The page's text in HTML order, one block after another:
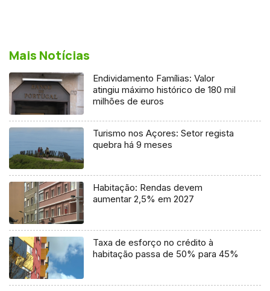
Mais Notícias
Endividamento Famílias: Valor
atingiu máximo histórico de 180 mil
milhões de euros
Turismo nos Açores: Setor regista
quebra há 9 meses
Habitação: Rendas devem
aumentar 2,5% em 2027
Taxa de esforço no crédito à
habitação passa de 50% para 45%